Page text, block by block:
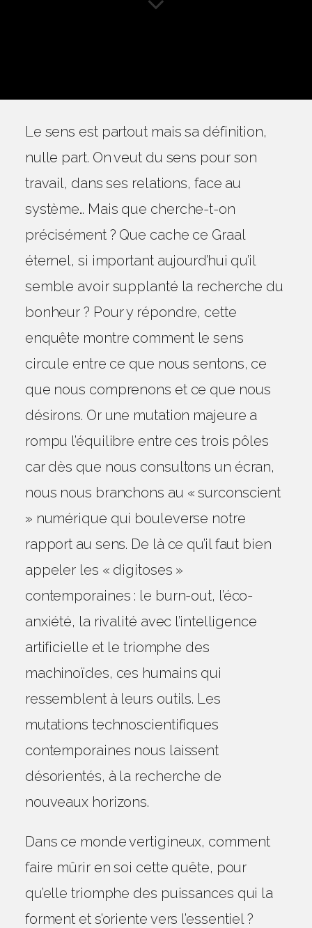
2024)
Le sens est partout mais sa définition,
nulle part. On veut du sens pour son
travail, dans ses relations, face au
système… Mais que cherche-t-on
précisément ? Que cache ce Graal
éternel, si important aujourd’hui qu’il
semble avoir supplanté la recherche du
bonheur ? Pour y répondre, cette
enquête montre comment le sens
circule entre ce que nous sentons, ce
que nous comprenons et ce que nous
désirons. Or une mutation majeure a
rompu l’équilibre entre ces trois pôles
car dès que nous consultons un écran,
nous nous branchons au « surconscient
» numérique qui bouleverse notre
rapport au sens. De là ce qu’il faut bien
appeler les « digitoses »
contemporaines : le burn-out, l’éco-
anxiété, la rivalité avec l’intelligence
artificielle et le triomphe des
machinoïdes, ces humains qui
ressemblent à leurs outils. Les
mutations technoscientifiques
contemporaines nous laissent
désorientés, à la recherche de
nouveaux horizons.
Dans ce monde vertigineux, comment
faire mûrir en soi cette quête, pour
qu’elle triomphe des puissances qui la
forment et s’oriente vers l’essentiel ?